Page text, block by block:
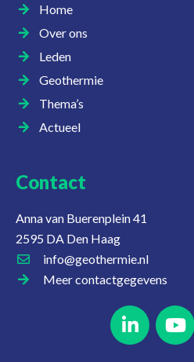
Home
Over ons
Leden
Geothermie
Thema’s
Actueel
Contact
Anna van Buerenplein 41
2595 DA Den Haag
info@geothermie.nl
Meer contactgegevens